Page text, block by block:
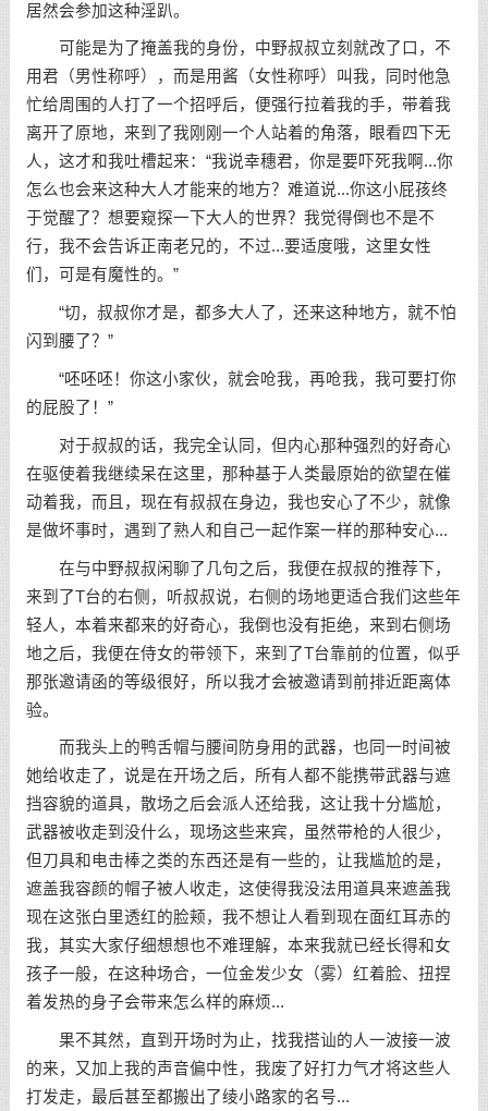
居然会参加这种淫趴。
可能是为了掩盖我的身份，中野叔叔立刻就改了口，不
用君（男性称呼），而是用酱（女性称呼）叫我，同时他急
忙给周围的人打了一个招呼后，便强行拉着我的手，带着我
离开了原地，来到了我刚刚一个人站着的角落，眼看四下无
人，这才和我吐槽起来：“我说幸穗君，你是要吓死我啊...你
怎么也会来这种大人才能来的地方？难道说...你这小屁孩终
于觉醒了？想要窥探一下大人的世界？我觉得倒也不是不
行，我不会告诉正南老兄的，不过...要适度哦，这里女性
们，可是有魔性的。”
“切，叔叔你才是，都多大人了，还来这种地方，就不怕
闪到腰了？”
“呸呸呸！你这小家伙，就会呛我，再呛我，我可要打你
的屁股了！”
对于叔叔的话，我完全认同，但内心那种强烈的好奇心
在驱使着我继续呆在这里，那种基于人类最原始的欲望在催
动着我，而且，现在有叔叔在身边，我也安心了不少，就像
是做坏事时，遇到了熟人和自己一起作案一样的那种安心...
在与中野叔叔闲聊了几句之后，我便在叔叔的推荐下，
来到了T台的右侧，听叔叔说，右侧的场地更适合我们这些年
轻人，本着来都来的好奇心，我倒也没有拒绝，来到右侧场
地之后，我便在侍女的带领下，来到了T台靠前的位置，似乎
那张邀请函的等级很好，所以我才会被邀请到前排近距离体
验。
而我头上的鸭舌帽与腰间防身用的武器，也同一时间被
她给收走了，说是在开场之后，所有人都不能携带武器与遮
挡容貌的道具，散场之后会派人还给我，这让我十分尴尬，
武器被收走到没什么，现场这些来宾，虽然带枪的人很少，
但刀具和电击棒之类的东西还是有一些的，让我尴尬的是，
遮盖我容颜的帽子被人收走，这使得我没法用道具来遮盖我
现在这张白里透红的脸颊，我不想让人看到现在面红耳赤的
我，其实大家仔细想想也不难理解，本来我就已经长得和女
孩子一般，在这种场合，一位金发少女（雾）红着脸、扭捏
着发热的身子会带来怎么样的麻烦...
果不其然，直到开场时为止，找我搭讪的人一波接一波
的来，又加上我的声音偏中性，我废了好打力气才将这些人
打发走，最后甚至都搬出了绫小路家的名号...